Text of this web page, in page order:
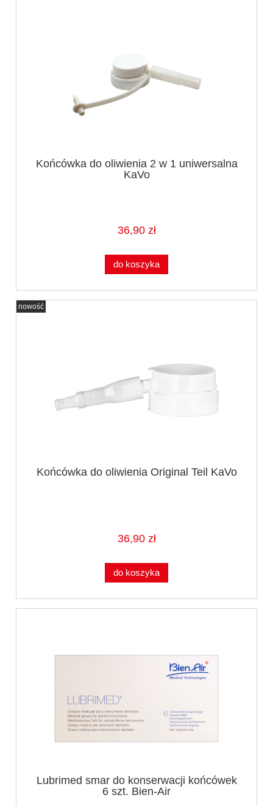
Końcówka do oliwienia 2 w 1 uniwersalna
KaVo
36,90 zł
do koszyka
Końcówka do oliwienia Original Teil KaVo
36,90 zł
do koszyka
nowość
Lubrimed smar do konserwacji końcówek
6 szt. Bien-Air